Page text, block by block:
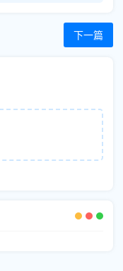
下一篇